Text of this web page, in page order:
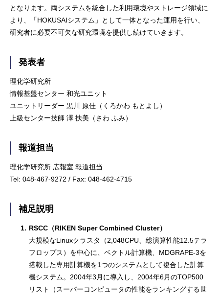
となります。両システムを統合した利用環境やストレージ領域に
より、「HOKUSAIシステム」として一体となった運用を行い、
研究者に必要不可欠な研究環境を提供し続けていきます。
発表者
理化学研究所
情報基盤センター 和光ユニット
ユニットリーダー 黒川 原佳（くろかわ もとよし）
上級センター技師 澤 扶美（さわ ふみ）
報道担当
理化学研究所 広報室 報道担当
Tel: 048-467-9272 / Fax: 048-462-4715
補足説明
1. RSCC（RIKEN Super Combined Cluster）
大規模なLinuxクラスタ（2,048CPU、総演算性能12.5テラ
フロップス）を中心に、ベクトル計算機、MDGRAPE-3を
搭載した専用計算機を1つのシステムとして複合した計算
機システム。2004年3月に導入し、2004年6月のTOP500
リスト（スーパーコンピュータの性能をランキングする世